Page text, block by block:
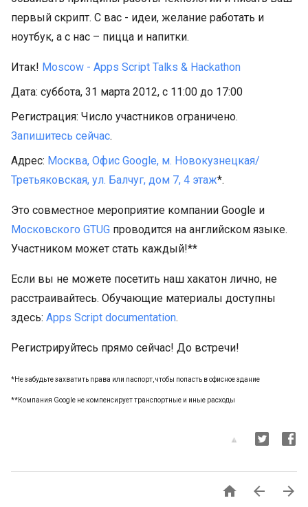
первый скрипт. С вас - идеи, желание работать и
ноутбук, а с нас – пицца и напитки.
Итак! Moscow - Apps Script Talks & Hackathon
Дата: cуббота, 31 марта 2012, с 11:00 до 17:00
Регистрация: Число участников ограничено.
Запишитесь сейчас.
Адрес: Москва‎, Офис Google, м. Новокузнецкая/
Третьяковская, ул. Балчуг, дом 7, 4 этаж*.
Это совместное мероприятие компании Google и
Московского GTUG проводится на английском языке.
Участником может стать каждый!**
Если вы не можете посетить наш хакатон лично, не
расстраивайтесь. Обучающие материалы доступны
здесь: Apps Script documentation.
Регистрируйтесь прямо сейчас! До встречи!
*Не забудьте захватить права или паспорт, чтобы попасть в офисное здание
**Компания Google не компенсирует транспортные и иные расходы
  